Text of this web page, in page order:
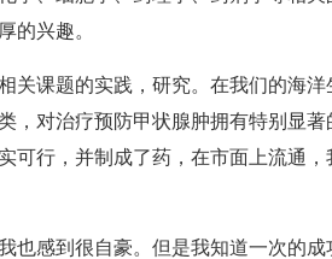
的兴趣。
关课题的实践，研究。在我们的海
，对治疗预防甲状腺肿拥有特别显
可行，并制成了药，在市面上流通
也感到很自豪。但是我知道一次的